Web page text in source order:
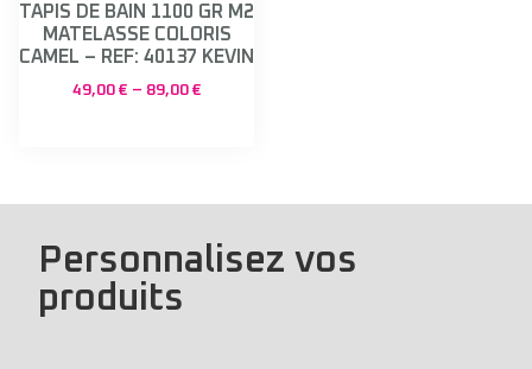
TAPIS DE BAIN 1100 GR M2
MATELASSE COLORIS
CAMEL – REF: 40137 KEVIN
49,00 € – 89,00 €
Personnalisez vos
produits